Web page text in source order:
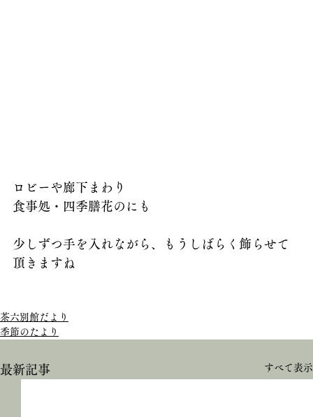
ロビーや廊下まわり
食事処・四季膳花のにも
少しずつ手を入れながら、もうしばらく飾らせて
頂きますね
茶六別館だより
季節のたより
最新記事 すべて表示